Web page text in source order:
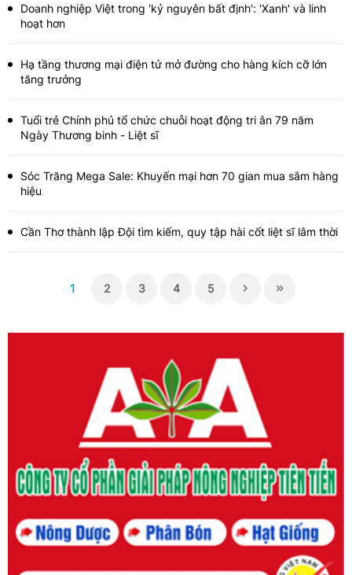
Doanh nghiệp Việt trong 'kỷ nguyên bất định': 'Xanh' và linh
hoạt hơn
Hạ tầng thương mại điện tử mở đường cho hàng kích cỡ lớn
tăng trưởng
Tuổi trẻ Chính phủ tổ chức chuỗi hoạt động tri ân 79 năm
Ngày Thương binh - Liệt sĩ
Sóc Trăng Mega Sale: Khuyến mại hơn 70 gian mua sắm hàng
hiệu
Cần Thơ thành lập Đội tìm kiếm, quy tập hài cốt liệt sĩ lâm thời
1 2 3 4 5